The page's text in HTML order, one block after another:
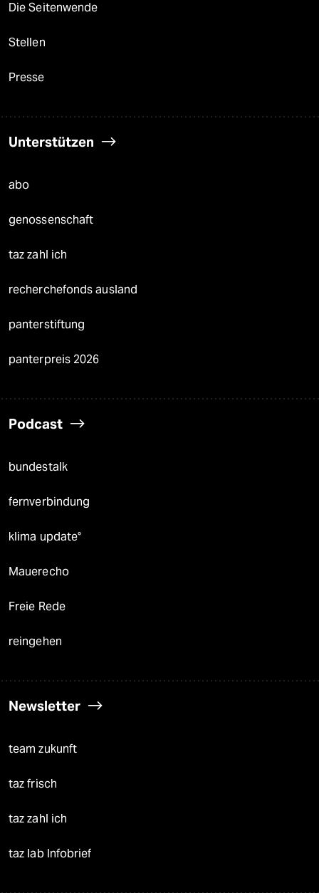
Die Seitenwende
Stellen
Presse
Unterstützen
abo
genossenschaft
taz zahl ich
recherchefonds ausland
panterstiftung
panterpreis 2026
Podcast
bundestalk
fernverbindung
klima update°
Mauerecho
Freie Rede
reingehen
Newsletter
team zukunft
taz frisch
taz zahl ich
taz lab Infobrief